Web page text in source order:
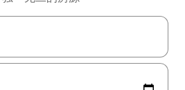
下方向键查看，或通过点击或滑动手势